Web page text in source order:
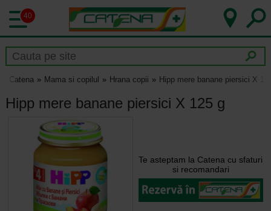
40
Catena Mama si copilul Hrana copii Hipp mere banane piersici X
Hipp mere banane piersici X 125 g
Te asteptam la Catena cu sfaturi
si recomandari